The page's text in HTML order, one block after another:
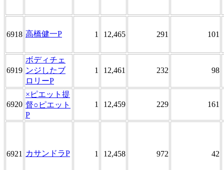
6918 高橋健一P 1 12,465 291 101
6919
ボディチェ
ンジしたブ
ロリーP
1 12,461 232 98
6920
×ピエット提
督○ピエット
P
1 12,459 229 161
6921 カサンドラP 1 12,458 972 42